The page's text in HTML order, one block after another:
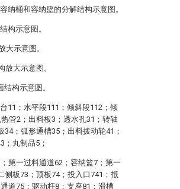
纳桶和容纳篮的分解结构示意图。
构示意图。
大示意图。
放大示意图。
构示意图。
11；水平段111；倾斜段112；倾
管2；出料板3；透水孔31；转轴
34；弧形通槽35；出料拨动轮41；
；丸制品5；
第一过料通道62；容纳篮7；第一
侧板73；顶板74；投入口741；抵
道75；驱动杆8；支座81；滑槽